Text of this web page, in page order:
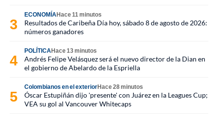
ECONOMÍAHace 11 minutos
Resultados de Caribeña Día hoy, sábado 8 de agosto de 2026:
números ganadores
POLÍTICAHace 13 minutos
Andrés Felipe Velásquez será el nuevo director de la Dian en
el gobierno de Abelardo de la Espriella
Colombianos en el exteriorHace 28 minutos
Óscar Estupiñán dijo 'presente' con Juárez en la Leagues Cup;
VEA su gol al Vancouver Whitecaps